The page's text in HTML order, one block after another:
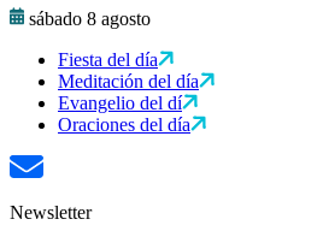
sábado 8 agosto
Fiesta del día
Meditación del día
Evangelio del dí
Oraciones del día
Newsletter